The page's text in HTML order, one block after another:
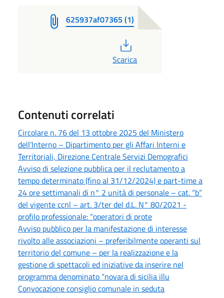
625937af07365 (1)
Scarica
Contenuti correlati
Circolare n. 76 del 13 ottobre 2025 del Ministero
dell’Interno – Dipartimento per gli Affari Interni e
Territoriali, Direzione Centrale Servizi Demografici
Avviso di selezione pubblica per il reclutamento a
tempo determinato (fino al 31/12/2024) e part-time a
24 ore settimanali di n° 2 unità di personale – cat. “b”
del vigente ccnl – art. 3/ter del d.L. N° 80/2021 -
profilo professionale: “operatori di prote
Avviso pubblico per la manifestazione di interesse
rivolto alle associazioni – preferibilmente operanti sul
territorio del comune – per la realizzazione e la
gestione di spettacoli ed iniziative da inserire nel
programma denominato “novara di sicilia illu
Convocazione consiglio comunale in seduta